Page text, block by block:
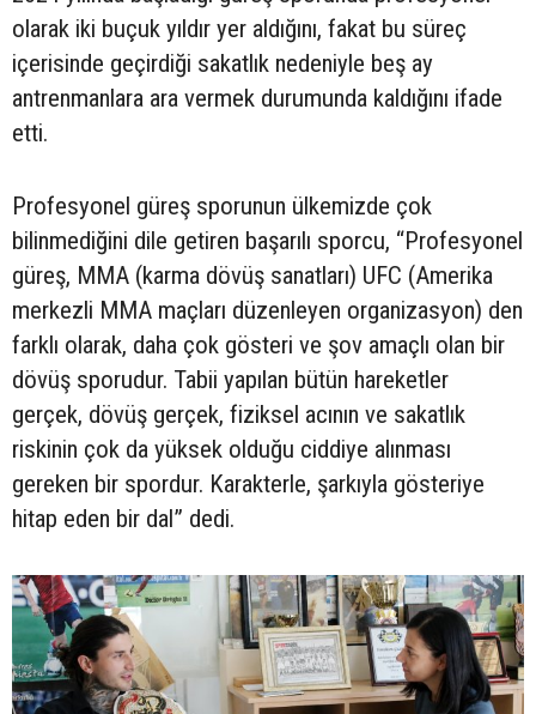
olarak iki buçuk yıldır yer aldığını, fakat bu süreç
içerisinde geçirdiği sakatlık nedeniyle beş ay
antrenmanlara ara vermek durumunda kaldığını ifade
etti.
Profesyonel güreş sporunun ülkemizde çok
bilinmediğini dile getiren başarılı sporcu, “Profesyonel
güreş, MMA (karma dövüş sanatları) UFC (Amerika
merkezli MMA maçları düzenleyen organizasyon) den
farklı olarak, daha çok gösteri ve şov amaçlı olan bir
dövüş sporudur. Tabii yapılan bütün hareketler
gerçek, dövüş gerçek, fiziksel acının ve sakatlık
riskinin çok da yüksek olduğu ciddiye alınması
gereken bir spordur. Karakterle, şarkıyla gösteriye
hitap eden bir dal” dedi.